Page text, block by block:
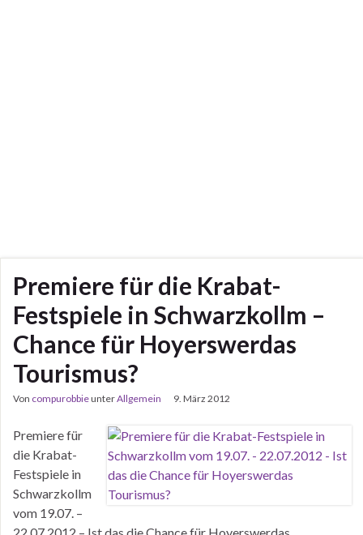
Premiere für die Krabat-
Festspiele in Schwarzkollm –
Chance für Hoyerswerdas
Tourismus?
Von compurobbieunterAllgemein 9. März 2012
Premiere für
die Krabat-
Festspiele in
Schwarzkollm
vom 19.07. –